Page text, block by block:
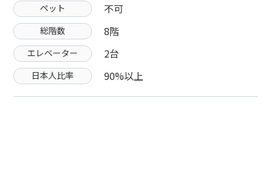
ペット 不可
総階数 8階
エレベーター 2台
日本人比率 90%以上